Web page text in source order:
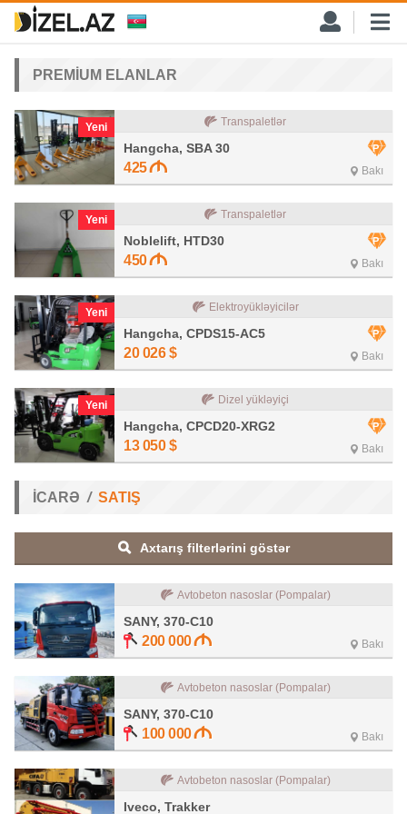
PREMİUM ELANLAR
Yeni Transpaletlər
Hangcha, SBA 30
425 Bakı
Yeni Transpaletlər
Noblelift, HTD30
450 Bakı
Yeni Elektroyükləyicilər
Hangcha, CPDS15-AC5
20 026 $ Bakı
Yeni Dizel yükləyiçi
Hangcha, CPCD20-XRG2
13 050 $ Bakı
İCARƏ SATIŞ
Axtarış filterlərini göstər
Avtobeton nasoslar (Pompalar)
SANY, 370-C10
200 000 Bakı
Avtobeton nasoslar (Pompalar)
SANY, 370-C10
100 000 Bakı
Avtobeton nasoslar (Pompalar)
Iveco, Trakker